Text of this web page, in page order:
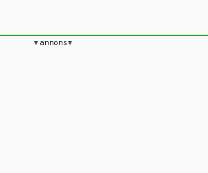
annons